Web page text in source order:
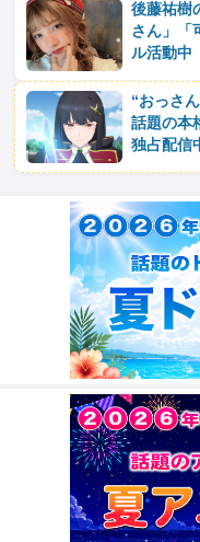
後藤祐樹
さん」「
ル活動中
“おっさ
話題の本
独占配信